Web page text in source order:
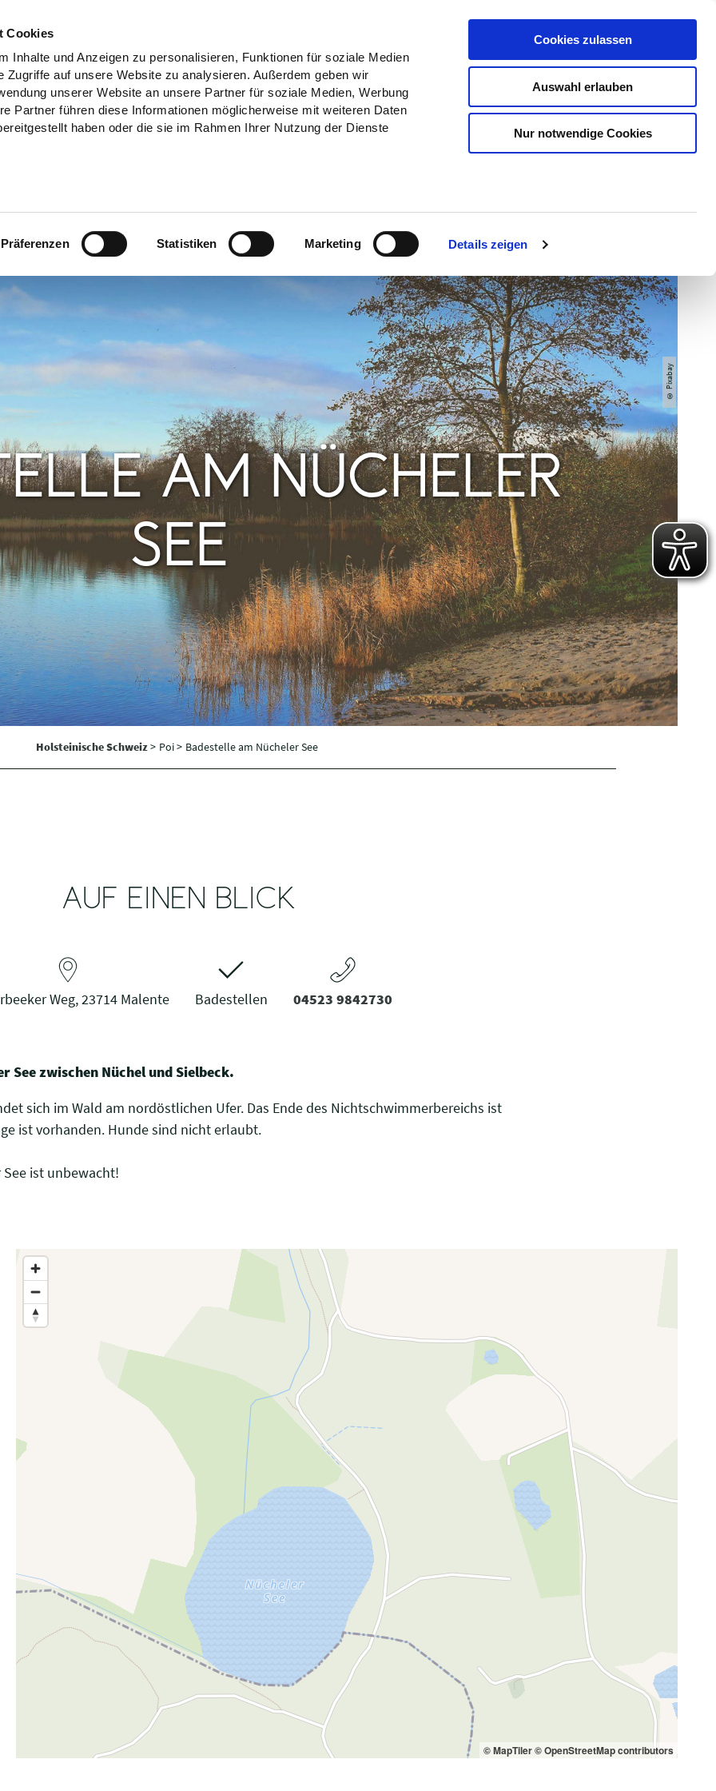
Cookies
Inhalte und Anzeigen zu personalisieren, Funktionen für soziale Medien
Zugriffe auf unsere Website zu analysieren. Außerdem geben wir
unserer Website an unsere Partner für soziale Medien, Werbung
Partner führen diese Informationen möglicherweise mit weiteren Daten
haben oder die sie im Rahmen Ihrer Nutzung der Dienste
Präferenzen Statistiken Marketing Details zeigen
Cookies zulassen
Auswahl erlauben
Nur notwendige Cookies
Erlebnisse Buchen
© Pixabay
AM NÜCHELER
SEE
Holsteinische Schweiz> Poi > Badestelle am Nücheler See
AUF EINEN BLICK
Weg, 23714 Malente Badestellen 04523 9842730
See zwischen Nüchel und Sielbeck.
sich im Wald am nordöstlichen Ufer. Das Ende des Nichtschwimmerbereichs ist
ist vorhanden. Hunde sind nicht erlaubt.
ist unbewacht!
© MapTiler© OpenStreetMap contributors